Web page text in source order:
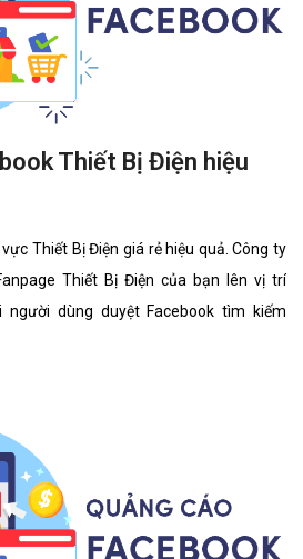
Thiết Bị Điện hiệu
Thiết Bị Điện giá rẻ hiệu quả. Công ty
Thiết Bị Điện của bạn lên vị trí
người dùng duyệt Facebook tìm kiếm